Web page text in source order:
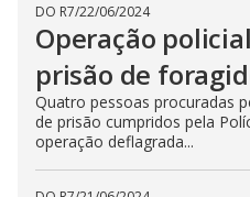
DO R7/22/06/2024
Operação
prisão de
Quatro pessoas procuradas
de prisão cumpridos pela
operação deflagrada...